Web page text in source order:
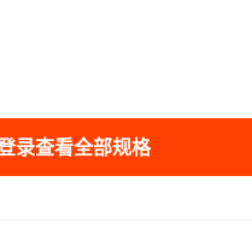
录查看全部规格